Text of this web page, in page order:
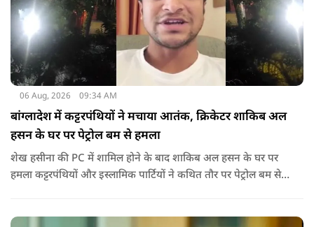
06 Aug, 2026 09:34 AM
बांग्लादेश में कट्टरपंथियों ने मचाया आतंक, क्रिकेटर शाकिब अल
हसन के घर पर पेट्रोल बम से हमला
शेख हसीना की PC में शामिल होने के बाद शाकिब अल हसन के घर पर
हमला कट्टरपंथियों और इस्लामिक पार्टियों ने कथित तौर पर पेट्रोल बम से